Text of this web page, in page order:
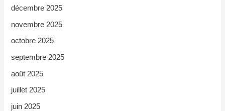
décembre 2025
novembre 2025
octobre 2025
septembre 2025
août 2025
juillet 2025
juin 2025